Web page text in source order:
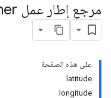
مرجع إطار عمل MLKit
على هذه الصفحة
latitude
longitude